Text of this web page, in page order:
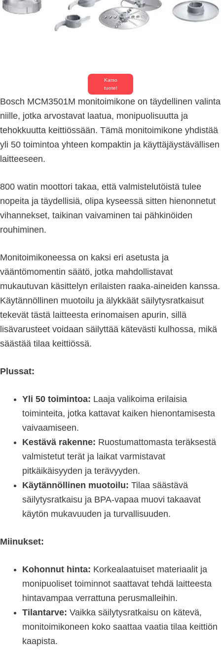
Katso
tuote!
Bosch MCM3501M monitoimikone on täydellinen valinta
niille, jotka arvostavat laatua, monipuolisuutta ja
tehokkuutta keittiössään. Tämä monitoimikone yhdistää
yli 50 toimintoa yhteen kompaktin ja käyttäjäystävällisen
laitteeseen.
800 watin moottori takaa, että valmistelutöistä tulee
nopeita ja täydellisiä, olipa kyseessä sitten hienonnetut
vihannekset, taikinan vaivaminen tai pähkinöiden
rouhiminen.
Monitoimikoneessa on kaksi eri asetusta ja
vääntömomentin säätö, jotka mahdollistavat
mukautuvan käsittelyn erilaisten raaka-aineiden kanssa.
Käytännöllinen muotoilu ja älykkäät säilytysratkaisut
tekevät tästä laitteesta erinomaisen apurin, sillä
lisävarusteet voidaan säilyttää kätevästi kulhossa, mikä
säästää tilaa keittiössä.
Plussat:
Yli 50 toimintoa: Laaja valikoima erilaisia
toiminteita, jotka kattavat kaiken hienontamisesta
vaivaamiseen.
Kestävä rakenne: Ruostumattomasta teräksestä
valmistetut terät ja laikat varmistavat
pitkäikäisyyden ja terävyyden.
Käytännöllinen muotoilu: Tilaa säästävä
säilytysratkaisu ja BPA-vapaa muovi takaavat
käytön mukavuuden ja turvallisuuden.
Miinukset:
Kohonnut hinta: Korkealaatuiset materiaalit ja
monipuoliset toiminnot saattavat tehdä laitteesta
hintavampaa verrattuna perusmalleihin.
Tilantarve: Vaikka säilytysratkaisu on kätevä,
monitoimikoneen koko saattaa vaatia tilaa keittiön
kaapista.